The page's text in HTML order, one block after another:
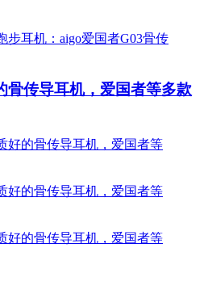
骨传导耳机，爱国者等多款